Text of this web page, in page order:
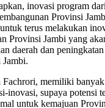
inovasi program
Provinsi
terus melakukan
Provinsi Jambi yang
daerah dan peningkatan
Jambi.
Fachrori, memiliki
inovasi, supaya potensi
untuk kemajuan